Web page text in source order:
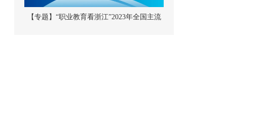
【专题】“职业教育看浙江”2023年全国主流